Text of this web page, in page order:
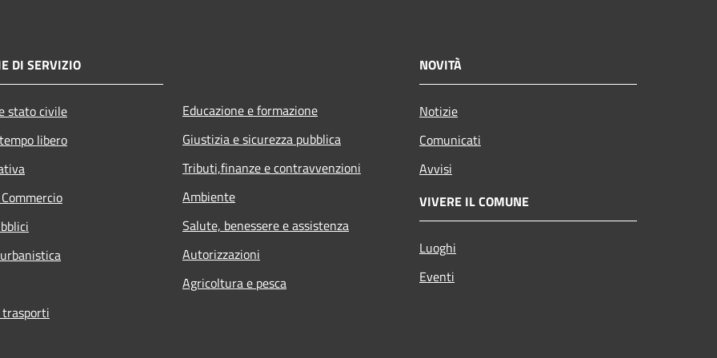
DI SERVIZIO
stato civile
libero
Educazione e formazione
Giustizia e sicurezza pubblica
Tributi,finanze e contravvenzioni
Ambiente
Salute, benessere e assistenza
Autorizzazioni
Agricoltura e pesca
NOVITÀ
Notizie
Comunicati
Avvisi
VIVERE IL COMUNE
Luoghi
Eventi